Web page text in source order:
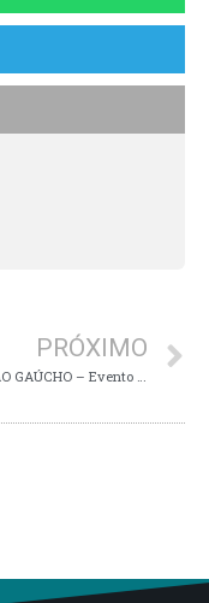
PRÓXIMO
COSTELÃO GAÚCHO – Evento da Odilon Piconez é prestigiado pela comunidade de Muzambinho